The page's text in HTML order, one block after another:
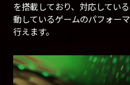
を搭載しており、対応してい
動しているゲームのパフォー
行えます。